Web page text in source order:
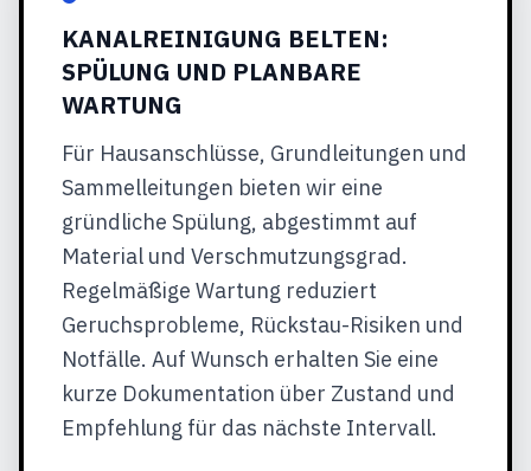
KANALREINIGUNG BELTEN:
SPÜLUNG UND PLANBARE
WARTUNG
Für Hausanschlüsse, Grundleitungen und
Sammelleitungen bieten wir eine
gründliche Spülung, abgestimmt auf
Material und Verschmutzungsgrad.
Regelmäßige Wartung reduziert
Geruchsprobleme, Rückstau-Risiken und
Notfälle. Auf Wunsch erhalten Sie eine
kurze Dokumentation über Zustand und
Empfehlung für das nächste Intervall.